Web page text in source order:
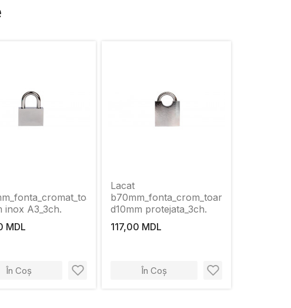
inox A3_3ch.
MDL
În Coș
Lacat
b70mm_fonta_crom_toarta
d10mm protejata_3ch.
117,00 MDL
În Coș